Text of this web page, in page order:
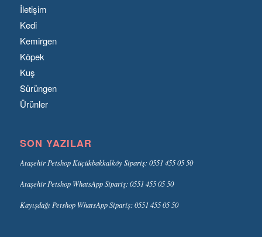
İletişim
Kedi
Kemirgen
Köpek
Kuş
Sürüngen
Ürünler
SON YAZILAR
Ataşehir Petshop Küçükbakkalköy Sipariş: 0551 455 05 50
Ataşehir Petshop WhatsApp Sipariş: 0551 455 05 50
Kayışdağı Petshop WhatsApp Sipariş: 0551 455 05 50